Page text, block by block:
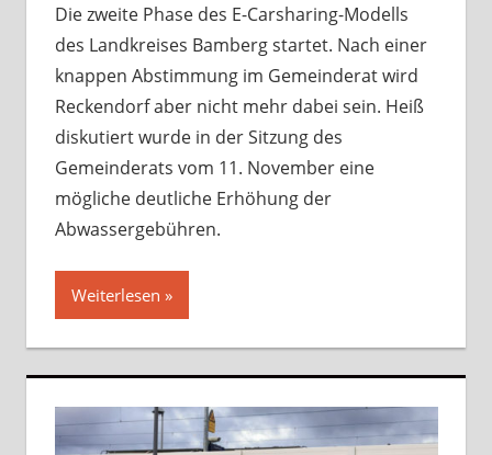
Die zweite Phase des E-Carsharing-Modells
des Landkreises Bamberg startet. Nach einer
knappen Abstimmung im Gemeinderat wird
Reckendorf aber nicht mehr dabei sein. Heiß
diskutiert wurde in der Sitzung des
Gemeinderats vom 11. November eine
mögliche deutliche Erhöhung der
Abwassergebühren.
Weiterlesen